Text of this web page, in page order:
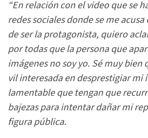
“En relación con el video que se
redes sociales donde se me
de ser la protagonista, quiero
por todas que la persona que
imágenes no soy yo. Sé muy bien
vil interesada en desprestigiar mi
lamentable que tengan que
bajezas para intentar dañar mi
figura pública.